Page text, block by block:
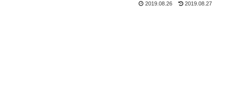
2019.08.26 2019.08.27